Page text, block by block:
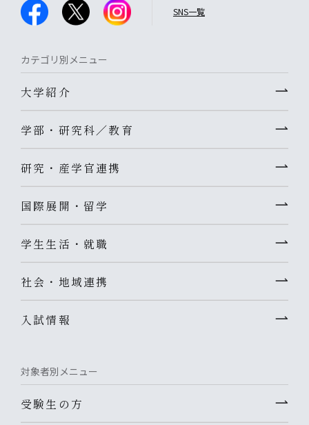
SNS一覧
カテゴリ別メニュー
大学紹介
学部・研究科／教育
研究・産学官連携
国際展開・留学
学生生活・就職
社会・地域連携
入試情報
対象者別メニュー
受験生の方